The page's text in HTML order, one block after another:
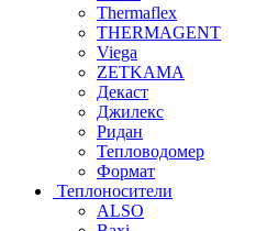
Thermaflex
THERMAGENT
Viega
ZETKAMA
Декаст
Джилекс
Ридан
Тепловодомер
Формат
Теплоносители
ALSO